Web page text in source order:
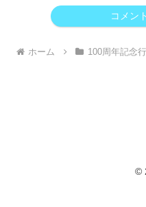
コメン
ホーム 100周年記念
©